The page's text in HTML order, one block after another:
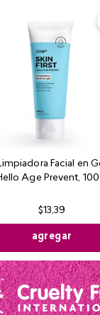
Facial en
Age Prevent,
$13,39
agregar